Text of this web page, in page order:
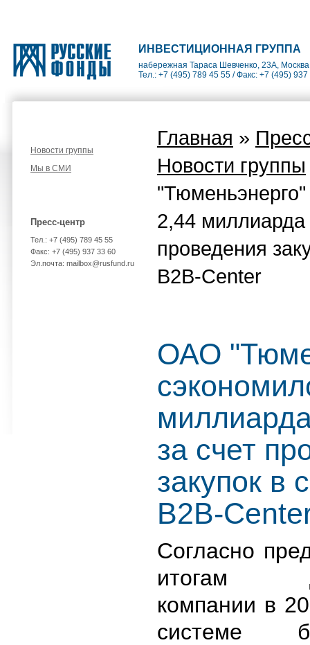
ИНВЕСТИЦИОННАЯ ГРУППА
набережная Тараса Шевченко, 23А,
Тел.: +7 (495) 789 45 55 / Факс: +7 (495)
Новости группы
Мы в СМИ
Пресс-центр
Тел.: +7 (495) 789 45 55
Факс: +7 (495) 937 33 60
Эл.почта: mailbox@rusfund.ru
Главная »
Новости группы
2,44 миллиарда
проведения
B2B-Center
ОАО
за счет
закупок в
B2B-
Согласно
итогам
компании в
системе